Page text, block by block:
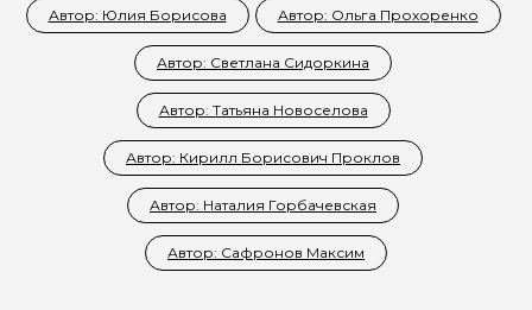
Автор: Юлия Борисова Автор: Ольга Прохоренко
Автор: Светлана Сидоркина
Автор: Татьяна Новоселова
Автор: Кирилл Борисович Проклов
Автор: Наталия Горбачевская
Автор: Сафронов Максим